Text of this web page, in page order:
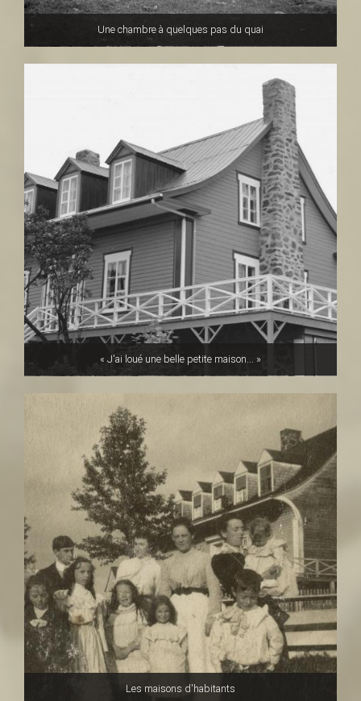
Une chambre à quelques pas du quai
« J'ai loué une belle petite maison... »
Les maisons d'habitants